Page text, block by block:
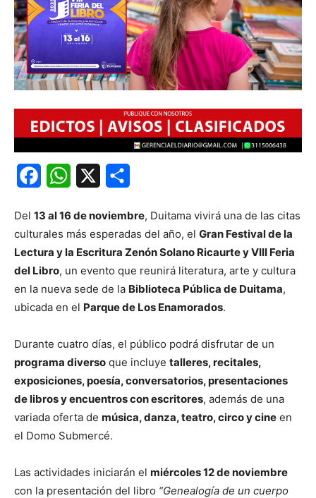
FacebookWhatsApp
Del 13 al 16 de noviembre, Duitama vivirá una de las citas
culturales más esperadas del año, el Gran Festival de la
Lectura y la Escritura Zenón Solano Ricaurte y VIII Feria
del Libro, un evento que reunirá literatura, arte y cultura
en la nueva sede de la Biblioteca Pública de Duitama,
ubicada en el Parque de Los Enamorados.
Durante cuatro días, el público podrá disfrutar de un
programa diverso que incluye talleres, recitales,
exposiciones, poesía, conversatorios, presentaciones
de libros y encuentros con escritores, además de una
variada oferta de música, danza, teatro, circo y cine en
el Domo Submercé.
Las actividades iniciarán el miércoles 12 de noviembre
con la presentación del libro “Genealogía de un cuerpo